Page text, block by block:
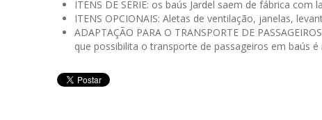
ITENS DE SÉRIE: os baús Jardel saem de fábrica
ITENS OPCIONAIS: Aletas de ventilação, janelas,
ADAPTAÇÃO PARA O TRANSPORTE DE
que possibilita o transporte de passageiros em baús